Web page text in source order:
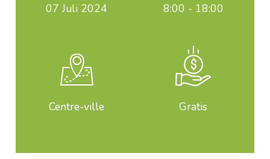
07 Juli 2024 8:00 - 18:00
Centre-ville Gratis